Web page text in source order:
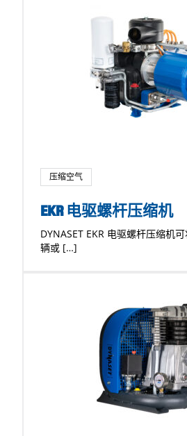
压缩空气
EKR 电驱螺杆压缩机
DYNASET EKR 电驱螺杆压缩机
辆或 […]